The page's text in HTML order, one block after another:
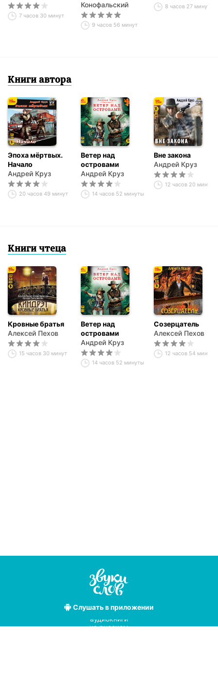
7 часов 30 минут
Конофальский
9 часов 56 минут
8 часов 27 минут
Книги автора
Эпоха мёртвых.
Начало
Андрей Круз
20 часов 49 минут
Ветер над
островами
Андрей Круз
14 часов 52 минуты
Вне закона
Андрей Круз
12 часов 20 минут
Книги чтеца
Кровные братья
Алексей Пехов
15 часов 30 минут
Ветер над
островами
Андрей Круз
14 часов 52 минуты
Созерцатель
Алексей Пехов
12 часов 54 минуты
Слушатьв приложении
Лучшие
аудиокниги
на русском